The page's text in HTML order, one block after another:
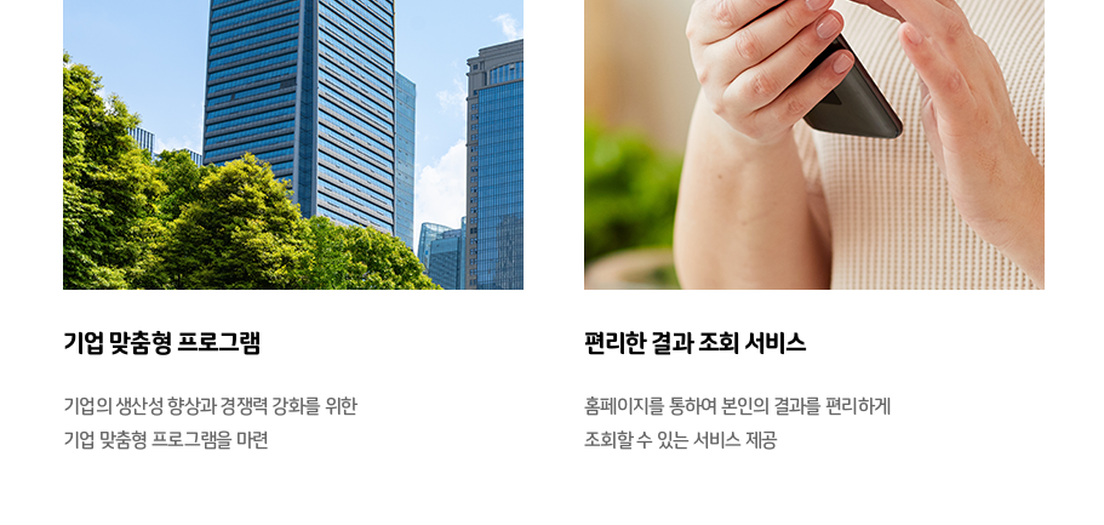
기업 맞춤형 프로그램
기업의 생산성 향상과 경쟁력 강화를 위한
기업 맞춤형 프로그램을 마련
편리한 결과 조회 서비스
홈페이지를 통하여 본인의 결과를 편리하게
조회할 수 있는 서비스 제공